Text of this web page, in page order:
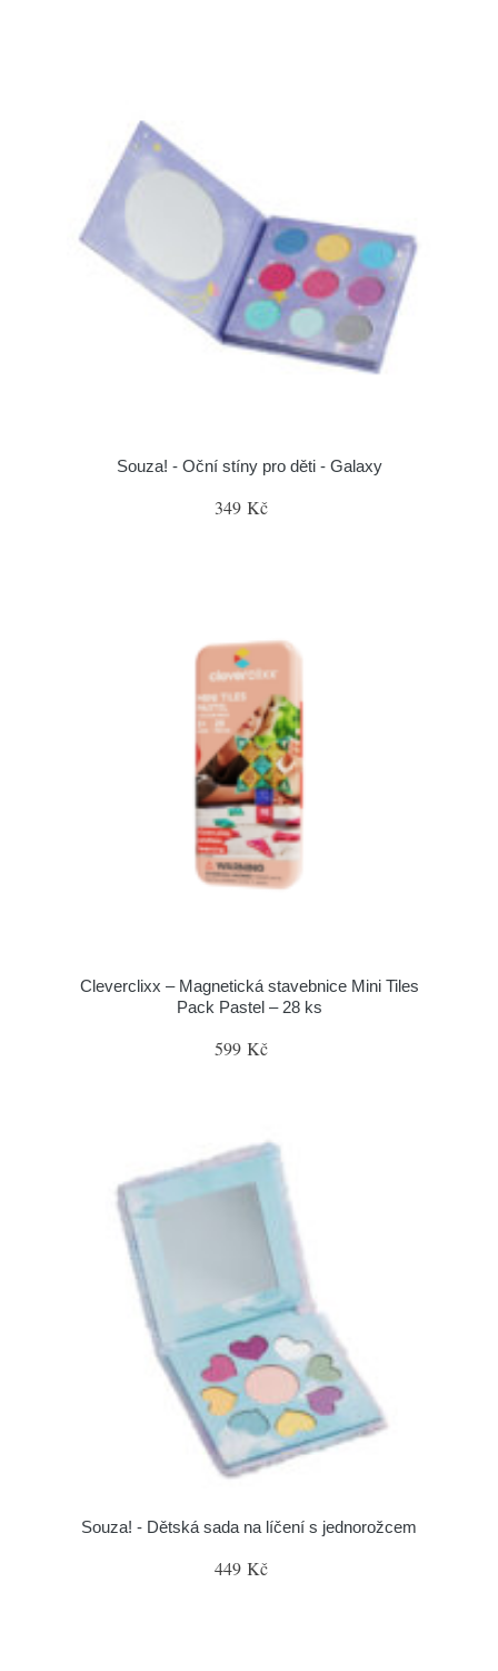
Souza! - Oční stíny pro děti - Galaxy
349 Kč
Cleverclixx – Magnetická stavebnice Mini Tiles
Pack Pastel – 28 ks
599 Kč
Souza! - Dětská sada na líčení s jednorožcem
449 Kč